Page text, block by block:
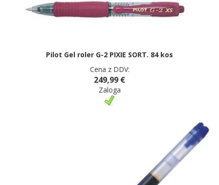
Pilot Gel roler G-2 PIXIE SORT. 84 kos
Cena z DDV:
249,99 €
Zaloga